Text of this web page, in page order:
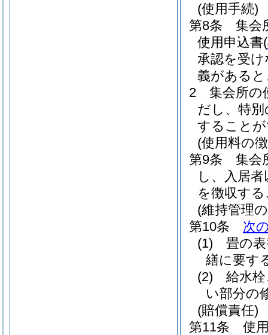
(使用手続)
第8条
集会
使用申込書(
承認を受
義がある
2
集会所の
だし、特
すること
(使用料の
第9条
集会
し、入居
を徴収す
(維持管理
第10条
次
(1)
畳の
繕に要す
(2)
給水
い部分の
(賠償責任)
第11条
使